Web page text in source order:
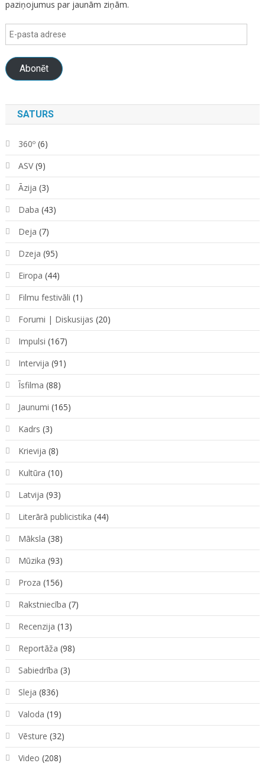
paziņojumus par jaunām ziņām.
E-
pasta
adrese
Abonēt
SATURS
360º(6)
ASV(9)
Āzija (3)
Daba (43)
Deja (7)
Dzeja (95)
Eiropa (44)
Filmu festivāli (1)
Forumi | Diskusijas (20)
Impulsi (167)
Intervija (91)
Īsfilma (88)
Jaunumi (165)
Kadrs (3)
Krievija (8)
Kultūra (10)
Latvija (93)
Literārā publicistika (44)
Māksla (38)
Mūzika (93)
Proza (156)
Rakstniecība (7)
Recenzija (13)
Reportāža (98)
Sabiedrība (3)
Sleja (836)
Valoda (19)
Vēsture (32)
Video (208)